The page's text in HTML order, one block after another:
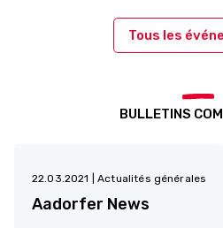
Tous les
BULLETINS
22.03.2021 | Actualités générales
Aadorfer News